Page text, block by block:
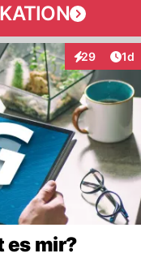
29
Interaktionen
1d
es mir?